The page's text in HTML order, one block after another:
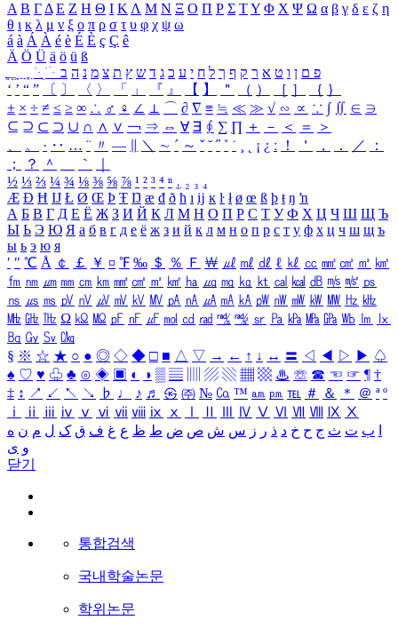
Α Β ΓΔ Ε Ζ Η Θ Ι ΚΛ Μ Ν Ξ Ο Π Ρ Σ ΤΥ Φ Χ Ψ Ω α β γ δ ε ζ η
θ ι κ λ μ ν ξ ο π ρ σ τ υ φ χ ψ ω
á à Á À é è É È ç Ç ê
Ä Ö Ü ä ö ü ß
ִֶֹ ֻּ ׁׂ פ ם ן ו ט א ר ק ף ך ל ח י ע כ ג ד ש ץ ת צ מ נ ה ב
‘ ’ “ ” 〔 〕 〈 〉 「 」 『 』 【 】 ＂ （ ） ［ ］ ｛ ｝
± × ÷ ≠ ≤ ≥ ∞ ∴ ♂ ♀ ∠ ⊥ ⌒ ∂ ∇ ≡ ≒ ≪ ≫ √ ∽ ∝ ∵ ∫ ∬ ∈ ∋
⊆ ⊇ ⊂ ⊃ ∪ ∩ ∧ ∨ ￢ ⇒ ⇔ ∀ ∃ ∮ ∑ ∏ ＋ － ＜ ＝
＞
、
。 · ‥ … ¨ 〃 ― ＼ ∼ ´ ～ ˇ ˘ ˝ ˚ ˙ ¸ ¡ ¿ ː ！ ＇ ， ． ／
：
；
？ ＾ ｀
½ ⅓ ⅔ ¼ ¾ ⅛ ⅜ ⅝ ⅞ ¹ ² ³ ⁴ ⁿ ₁ ₂ ₃ ₄
Æ Ð Ħ Ĳ Ł Ø Œ Þ Ŧ Ŋ æ đ ð ħ ı ĳ ĸ ŀ ł ø œ ß þ ŧ ŋ ŉ
А Б В Г Д Е Ё Ж З И Й К Л М Н О П Р С Т У Ф Х Ц Ч Ш Щ Ъ
Ы Ь Э Ю Я а б в г д е ё ж з и й к л м н о п р с т у ф х ц ч ш щ ъ
ы ь э ю я
′ ″ ℃ Å ￠ ￡ ￥ ¤ ℉ ‰ ＄ ％ Ｆ ￦ ㎕ ㎖ ㎗ ℓ ㎘ ㏄ ㎣ ㎤ ㎥ ㎦
㎙ ㎚ ㎛ ㎜ ㎝ ㎞ ㎟ ㎠ ㎡ ㎢ ㏊ ㎍ ㎎ ㎏ ㏏ ㎈ ㎉ ㏈ ㎧ ㎨ ㎰
㎱ ㎲ ㎳ ㎴ ㎵ ㎶ ㎷ ㎸ ㎹ ㎀ ㎁ ㎂ ㎃ ㎄ ㎺ ㎻ ㎽ ㎾ ㎿ ㎐ ㎑
㎒ ㎓ ㎔ Ω ㏀ ㏁ ㎊ ㎋ ㎌ ㏖ ㏅ ㎭ ㎮ ㎯ ㏛ ㎩ ㎪ ㎫ ㎬ ㏝ ㏐
㏓
㏃ ㏉ ㏜ ㏆
§ ※ ☆ ★ ○ ● ◎ ◇ ◆ □ ■ △ ▽ → ← ↑ ↓ ↔ 〓 ◁ ◀ ▷ ▶ ♤
♠ ♡ ♥ ♧ ♣ ⊙ ◈ ▣ ◐ ◑ ▒ ▤ ▨ ▧ ▦ ▩ ♨ ☏ ☎ ☜ ☞ ¶ †
‡ ↕ ↗ ↙ ↖ ↘ ♭ ♩ ♪ ♬ ㉿ ㈜ № ㏇ ™ ㏂ ㏘ ℡ ＃ ＆ ＊ ＠ ª º
ⅰ
ⅱ ⅲ ⅳ ⅴ ⅵ ⅶ ⅷ ⅸ ⅹ Ⅳ Ⅴ Ⅵ Ⅶ Ⅷ Ⅸ Ⅹ
ب ت ث ج ح خ د ذ ر ز س ش ص ض ط ظ ع غ ف ق ک ل م ن ه
و ی
닫기
통합검색
국내학술논문
학위논문